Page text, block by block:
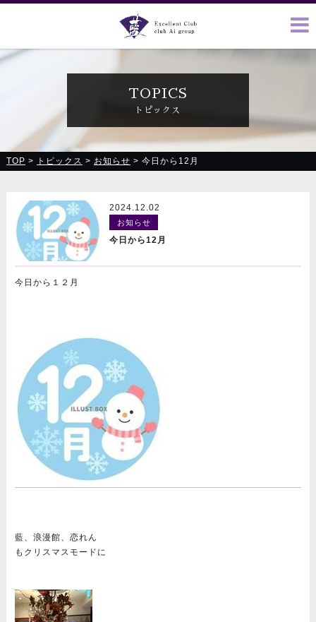
クラブ藍(あい)、クラブ恋(れん)、ルミナス、浪漫館で皆様の
お越しをお待ちしております
TOPICS
トピックス
TOP > トピックス > お知らせ > 今日から12月
2024.12.02
お知らせ
今日から12月
今日から１２月
藍、浪漫館、恋れん
もクリスマスモードに